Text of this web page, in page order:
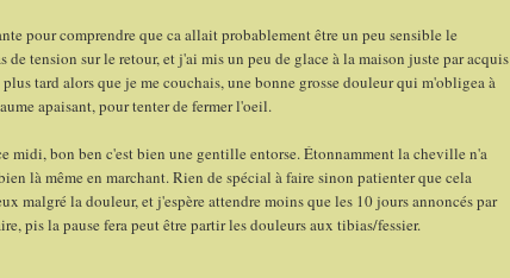
pour comprendre que ca allait probablement être un peu sensible le
de tension sur le retour, et j'ai mis un peu de glace à la maison juste par acquis
tard alors que je me couchais, une bonne grosse douleur qui m'obligea à
apaisant, pour tenter de fermer l'oeil.
midi, bon ben c'est bien une gentille entorse. Étonnamment la cheville n'a
là même en marchant. Rien de spécial à faire sinon patienter que cela
malgré la douleur, et j'espère attendre moins que les 10 jours annoncés par
pis la pause fera peut être partir les douleurs aux tibias/fessier.